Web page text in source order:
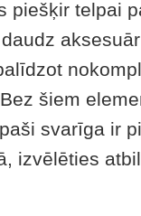
piešķir telpai
šiem
svarīga ir
izvēlēties